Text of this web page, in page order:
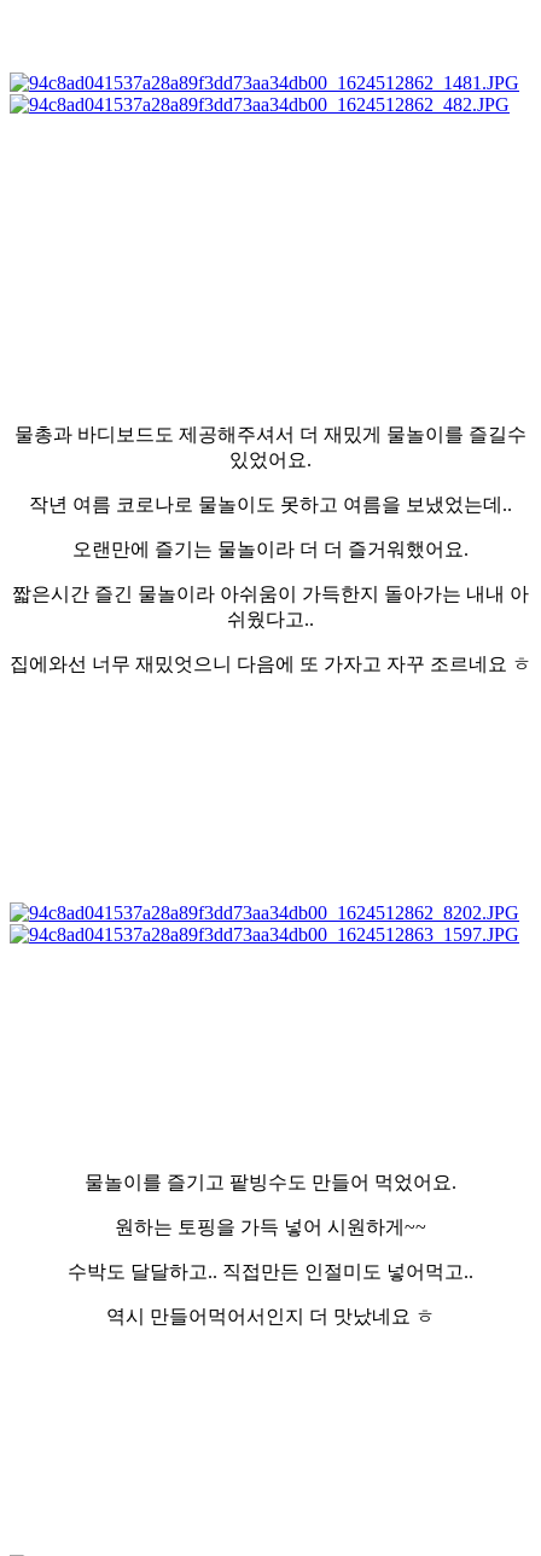
물총과 바디보드도 제공해주셔서 더 재밌게 물놀이를 즐길수
있었어요.
작년 여름 코로나로 물놀이도 못하고 여름을 보냈었는데..
오랜만에 즐기는 물놀이라 더 더 즐거워했어요.
짧은시간 즐긴 물놀이라 아쉬움이 가득한지 돌아가는 내내 아
쉬웠다고..
집에와선 너무 재밌엇으니 다음에 또 가자고 자꾸 조르네요 ㅎ
물놀이를 즐기고 팥빙수도 만들어 먹었어요.
원하는 토핑을 가득 넣어 시원하게~~
수박도 달달하고.. 직접만든 인절미도 넣어먹고..
역시 만들어먹어서인지 더 맛났네요 ㅎ